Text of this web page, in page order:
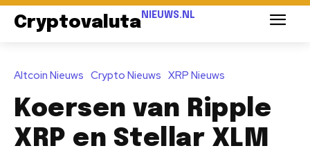
Cryptovaluta NIEUWS.NL
Altcoin Nieuws Crypto Nieuws XRP Nieuws
Koersen van Ripple
XRP en Stellar XLM